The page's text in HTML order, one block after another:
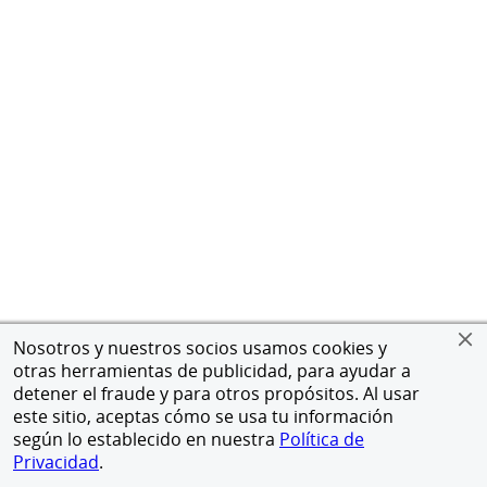
Nosotros y nuestros socios usamos cookies y
otras herramientas de publicidad, para ayudar a
detener el fraude y para otros propósitos. Al usar
este sitio, aceptas cómo se usa tu información
según lo establecido en nuestra Política de
Privacidad.